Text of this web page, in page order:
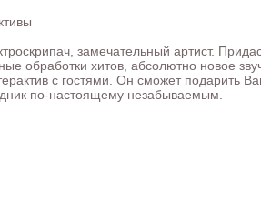
замечательный артист.
обработки хитов, абсолютно новое
с гостями. Он сможет подарить
по-настоящему незабываемым.